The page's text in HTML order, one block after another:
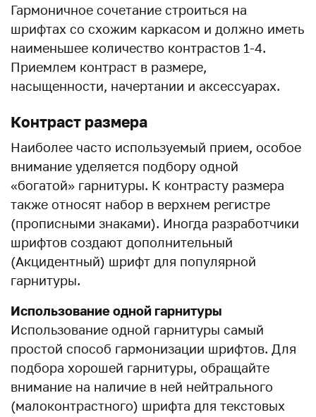
Гармоничное сочетание строиться на
шрифтах со схожим каркасом и должно иметь
наименьшее количество контрастов 1-4.
Приемлем контраст в размере,
насыщенности, начертании и аксессуарах.
Контраст размера
Наиболее часто используемый прием, особое
внимание уделяется подбору одной
«богатой» гарнитуры. К контрасту размера
также относят набор в верхнем регистре
(прописными знаками). Иногда разработчики
шрифтов создают дополнительный
(Акцидентный) шрифт для популярной
гарнитуры.
Использование одной гарнитуры
Использование одной гарнитуры самый
простой способ гармонизации шрифтов. Для
подбора хорошей гарнитуры, обращайте
внимание на наличие в ней нейтрального
(малоконтрастного) шрифта для текстовых